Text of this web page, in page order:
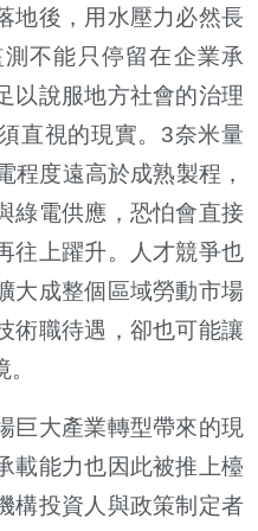
地後，用水壓力必然長
不能只停留在企業承
以說服地方社會的治理
直視的現實。3奈米量
程度遠高於成熟製程，
綠電供應，恐怕會直接
往上躍升。人才競爭也
大成整個區域勞動市場
術職待遇，卻也可能讓
巨大產業轉型帶來的現
載能力也因此被推上檯
構投資人與政策制定者